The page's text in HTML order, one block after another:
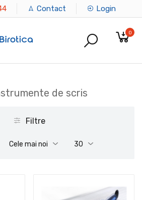
Contact Login
0
de scris
Filtre
Cele mai noi 30